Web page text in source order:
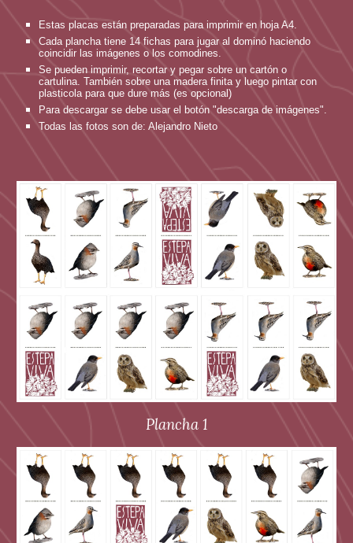
Estas placas están preparadas para imprimir en hoja A4.
Cada plancha tiene 14 fichas para jugar al dominó haciendo
coincidir las imágenes o los comodines.
Se pueden imprimir, recortar y pegar sobre un cartón o
cartulina. También sobre una madera finita y luego pintar con
plasticola para que dure más (es opcional)
Para descargar se debe usar el botón "descarga de imágenes".
Todas las fotos son de: Alejandro Nieto
Plancha 1